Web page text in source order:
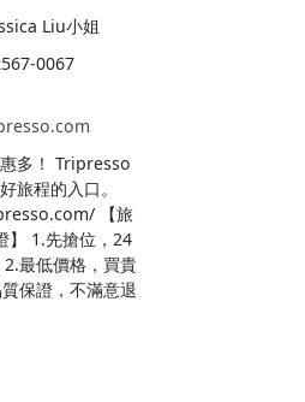
Liu小姐
0067
多！ Tripresso
旅程的入口。
【旅
】 1.先搶位，24
最低價格，買貴
保證，不滿意退